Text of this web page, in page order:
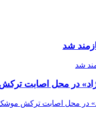
شد
در محل اصابت